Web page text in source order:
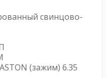
свинцово-
(зажим) 6.35